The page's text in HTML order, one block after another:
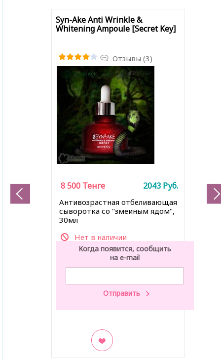
Syn-Ake Anti Wrinkle &
Whitening Ampoule [Secret Key]
Отзывы (3)
Антивозрастная отбеливающая
сыворотка со "змеиным ядом",
30мл
Нет в наличии
8 500 Тенге 2043 Руб.
Когда появится, сообщить
на e-mail